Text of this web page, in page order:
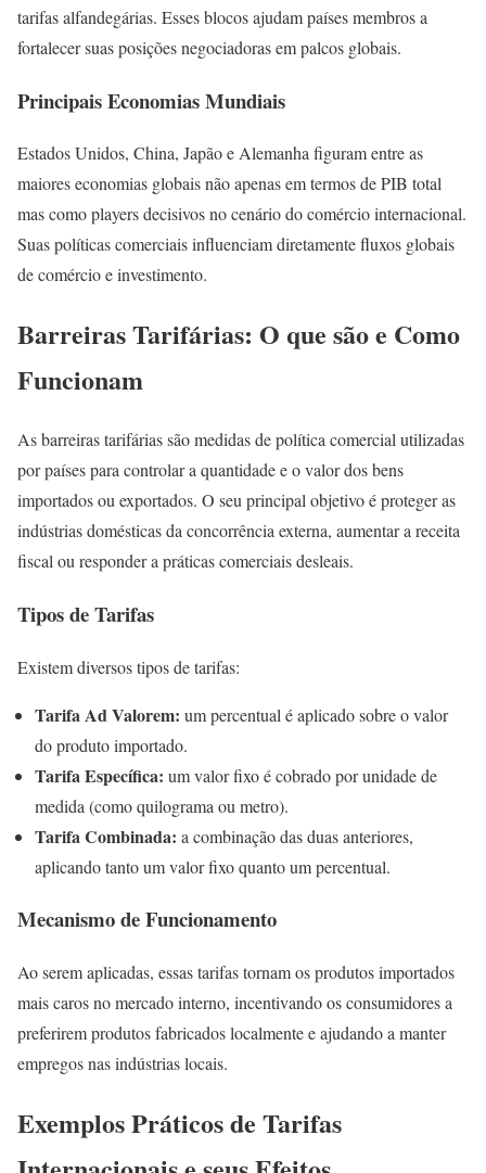
tarifas alfandegárias. Esses blocos ajudam países membros a
fortalecer suas posições negociadoras em palcos globais.
Principais Economias Mundiais
Estados Unidos, China, Japão e Alemanha figuram entre as
maiores economias globais não apenas em termos de PIB total
mas como players decisivos no cenário do comércio internacional.
Suas políticas comerciais influenciam diretamente fluxos globais
de comércio e investimento.
Barreiras Tarifárias: O que são e Como
Funcionam
As barreiras tarifárias são medidas de política comercial utilizadas
por países para controlar a quantidade e o valor dos bens
importados ou exportados. O seu principal objetivo é proteger as
indústrias domésticas da concorrência externa, aumentar a receita
fiscal ou responder a práticas comerciais desleais.
Tipos de Tarifas
Existem diversos tipos de tarifas:
Tarifa Ad Valorem: um percentual é aplicado sobre o valor
do produto importado.
Tarifa Específica: um valor fixo é cobrado por unidade de
medida (como quilograma ou metro).
Tarifa Combinada: a combinação das duas anteriores,
aplicando tanto um valor fixo quanto um percentual.
Mecanismo de Funcionamento
Ao serem aplicadas, essas tarifas tornam os produtos importados
mais caros no mercado interno, incentivando os consumidores a
preferirem produtos fabricados localmente e ajudando a manter
empregos nas indústrias locais.
Exemplos Práticos de Tarifas